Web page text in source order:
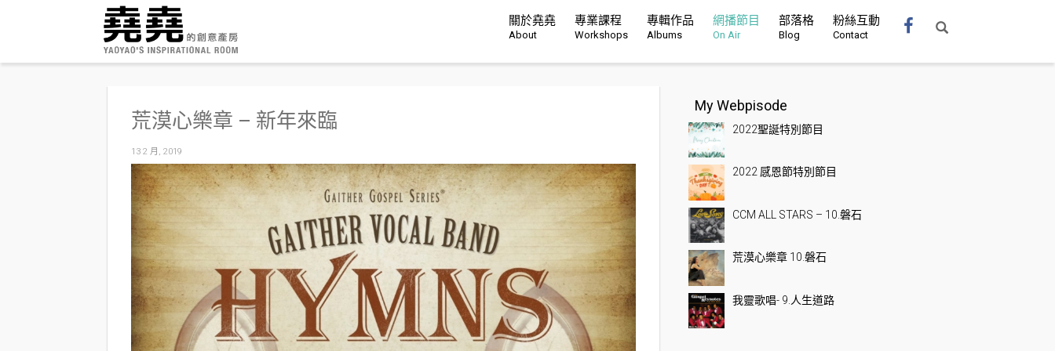
關於堯堯
About
專業課程
Workshops
專輯作品
Albums
網播節目
On Air
部落格
Blog
粉絲互動
Contact
荒漠心樂章 – 新年來臨
13 2 月, 2019
My Webpisode
2022聖誕特別節目
2022 感恩節特別節目
CCM ALL STARS – 10.磐石
荒漠心樂章 10.磐石
我靈歌唱- 9.人生道路